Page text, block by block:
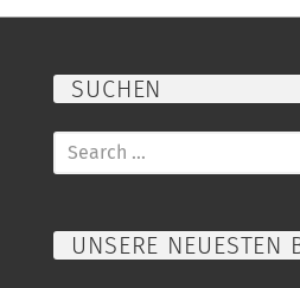
SUCHEN
Search
UNSERE NEUESTEN